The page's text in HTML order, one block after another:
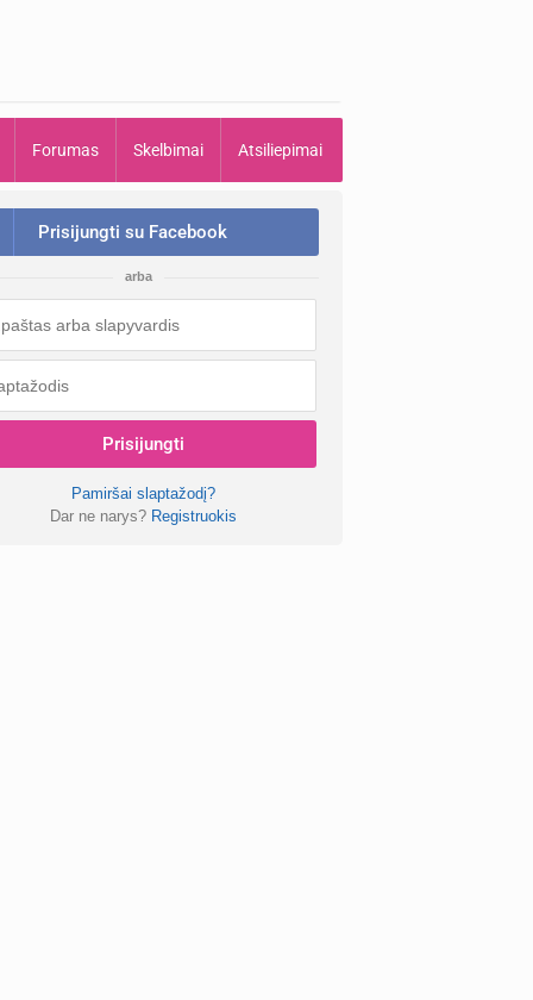
Forumas Skelbimai Atsiliepimai
Prisijungti su Facebook
arba
Prisijungti
Pamiršai slaptažodį?
Dar ne narys? Registruokis